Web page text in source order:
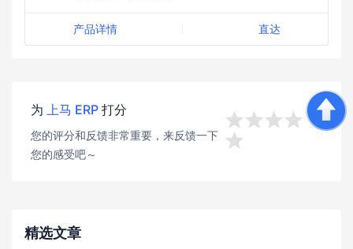
产品详情 直达
为 上马 ERP 打分
您的评分和反馈非常重要，来反馈一下
您的感受吧～


精选文章